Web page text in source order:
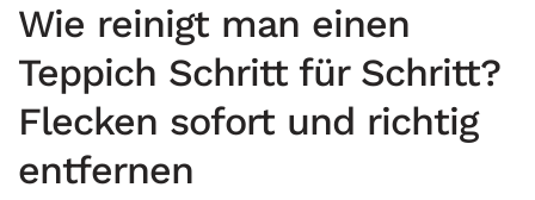
Wie reinigt man einen
Teppich Schritt für Schritt?
Flecken sofort und richtig
entfernen